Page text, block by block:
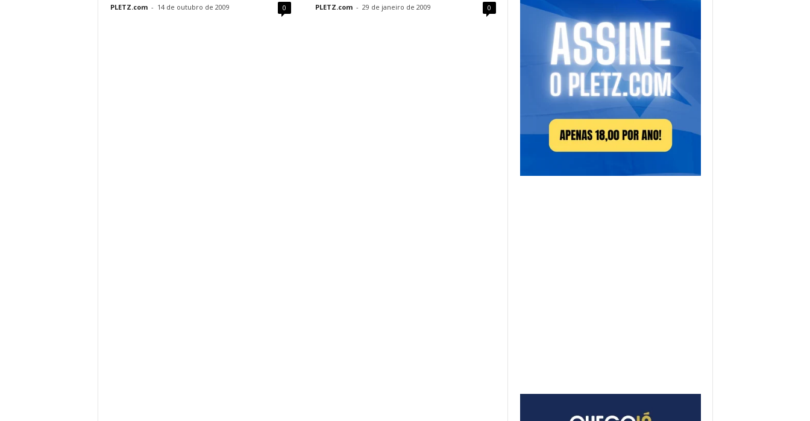
PLETZ.com - 14 de outubro de 2009 0 PLETZ.com - 29 de janeiro de 2009 0